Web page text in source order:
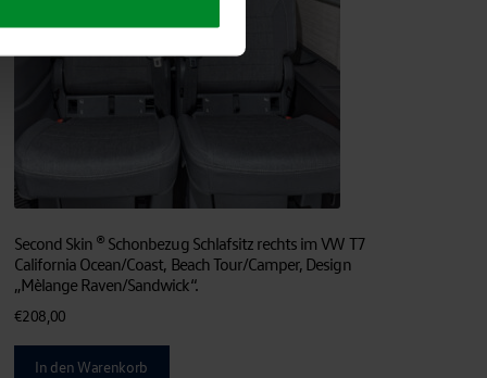
Second Skin ® Schonbezug Schlafsitz rechts im VW T7
California Ocean/Coast, Beach Tour/Camper, Design
„Mèlange Raven/Sandwick“.
€208,00
In den Warenkorb